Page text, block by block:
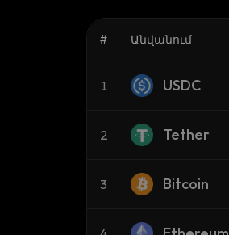
# Անվանում
1 USDC
2 Tether
3 Bitcoin